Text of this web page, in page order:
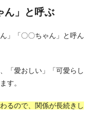
ん」と呼ぶ
」「〇〇ちゃん」と呼ん
「愛おしい」「可愛らし
す。
るので、関係が長続きし